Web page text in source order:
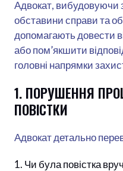
Адвокат, вибудовуючи
обставини справи та
допомагають довести
або пом’якшити
головні напрямки
1. ПОРУШЕННЯ
ПОВІСТКИ
Адвокат детально
Чи була повістка